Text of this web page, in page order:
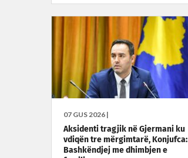
07 GUS 2026 |
Aksidenti tragjik në Gjermani ku
vdiqën tre mërgimtarë, Konjufca:
Bashkëndjej me dhimbjen e